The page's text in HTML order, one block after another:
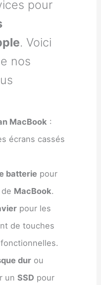
pour
. Voici
nos
MacBook :
écrans cassés
batterie pour
MacBook.
pour les
de touches
dur ou
unSSD pour